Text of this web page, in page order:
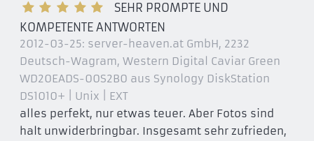
SEHR PROMPTE UND
KOMPETENTE ANTWORTEN
2012-03-25: server-heaven.at GmbH, 2232
Deutsch-Wagram, Western Digital Caviar Green
WD20EADS-00S2B0 aus Synology DiskStation
DS1010+ | Unix | EXT
alles perfekt, nur etwas teuer. Aber Fotos sind
halt unwiderbringbar. Insgesamt sehr zufrieden,